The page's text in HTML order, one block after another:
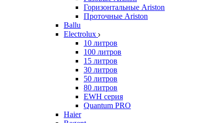
Горизонтальные Ariston
Проточные Ariston
Ballu
Electrolux
10 литров
100 литров
15 литров
30 литров
50 литров
80 литров
EWH серия
Quantum PRO
Haier